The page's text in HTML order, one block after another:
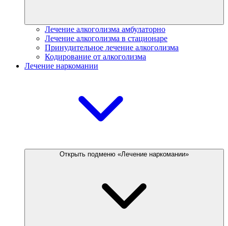
Лечение алкоголизма амбулаторно
Лечение алкоголизма в стационаре
Принудительное лечение алкоголизма
Кодирование от алкоголизма
Лечение наркомании
Открыть подменю «Лечение наркомании»